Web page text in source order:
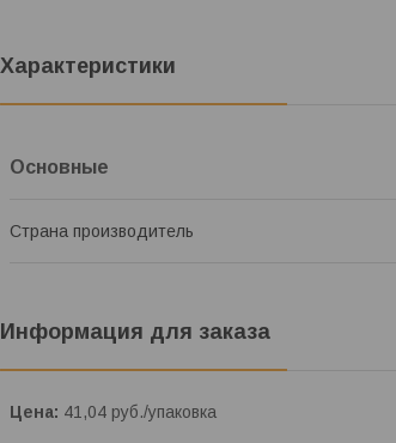
Характеристики
Основные
Страна производитель
Информация для заказа
Цена: 41,04 руб./упаковка